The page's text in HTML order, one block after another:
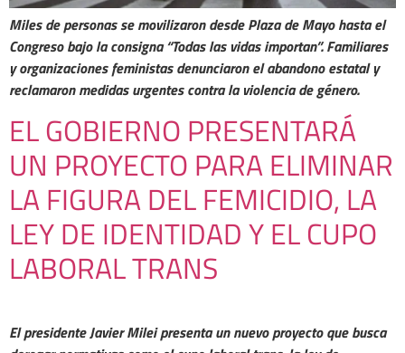
Miles de personas se movilizaron desde Plaza de Mayo hasta el
Congreso bajo la consigna “Todas las vidas importan”. Familiares
y organizaciones feministas denunciaron el abandono estatal y
reclamaron medidas urgentes contra la violencia de género.
EL GOBIERNO PRESENTARÁ
UN PROYECTO PARA ELIMINAR
LA FIGURA DEL FEMICIDIO, LA
LEY DE IDENTIDAD Y EL CUPO
LABORAL TRANS
El presidente Javier Milei presenta un nuevo proyecto que busca